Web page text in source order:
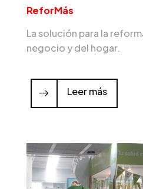
ReforMás
La solución para la
negocio y del hogar.
Leer más